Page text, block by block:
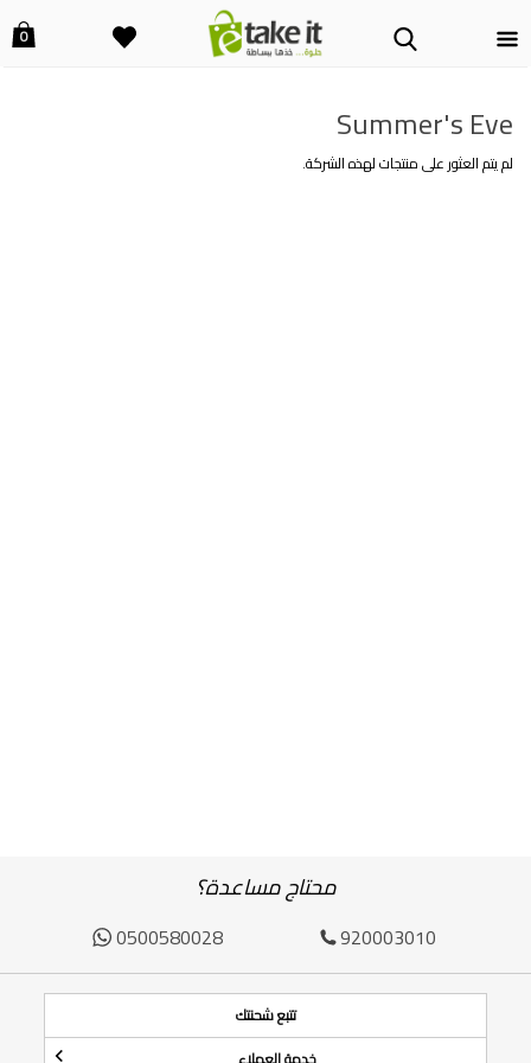
0
Summer's Eve
لم يتم العثور على منتجات لهذه الشركة.
محتاج مساعدة؟
920003010
0500580028
تتبع شحنتك